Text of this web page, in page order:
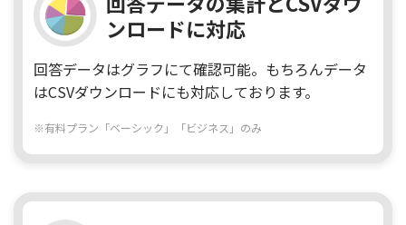
ンロードに対応
回答データはグラフにて確認可能。もちろんデータ
はCSVダウンロードにも対応しております。
※有料プラン「ベーシック」「ビジネス」のみ